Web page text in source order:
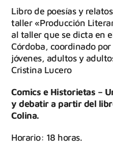
Libro de poesías y
taller «Producción
al taller que se dicta en
Córdoba, coordinado
jóvenes, adultos y
Cristina Lucero
Comics e Historietas –
y debatir a partir del
Colina.
Horario: 18 horas.